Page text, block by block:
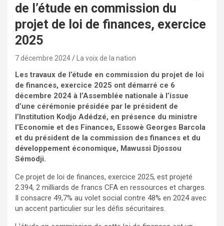
de l’étude en commission du
projet de loi de finances, exercice
2025
7 décembre 2024 La voix de la nation
Les travaux de l’étude en commission du projet de loi
de finances, exercice 2025 ont démarré ce 6
décembre 2024 à l’Assemblée nationale à l’issue
d’une cérémonie présidée par le président de
l’Institution Kodjo Adédzé, en présence du ministre
l’Economie et des Finances, Essowè Georges Barcola
et du président de la commission des finances et du
développement économique, Mawussi Djossou
Sémodji.
Ce projet de loi de finances, exercice 2025, est projeté
2.394, 2 milliards de francs CFA en ressources et charges.
Il consacre 49,7% au volet social contre 48% en 2024 avec
un accent particulier sur les défis sécuritaires.